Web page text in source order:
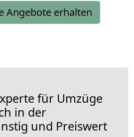
Angebote erhalten
für Umzüge
in der
und Preiswert